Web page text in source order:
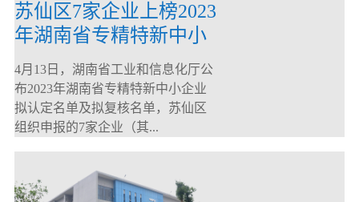
苏仙区7家企业上榜2023
年湖南省专精特新中小
企业
4月13日，湖南省工业和信息化厅公
布2023年湖南省专精特新中小企业
拟认定名单及拟复核名单，苏仙区
组织申报的7家企业（其...